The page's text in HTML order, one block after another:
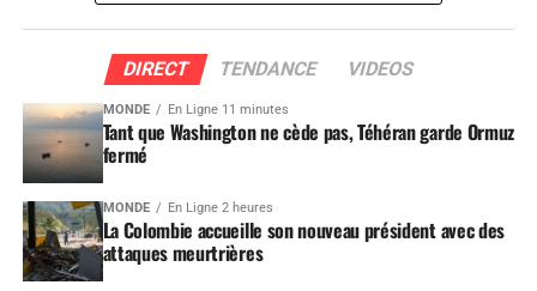
DIRECT TENDANCE VIDEOS
MONDE En Ligne 11 minutes
Tant que Washington ne cède pas, Téhéran garde Ormuz
fermé
MONDE En Ligne 2 heures
La Colombie accueille son nouveau président avec des
attaques meurtrières